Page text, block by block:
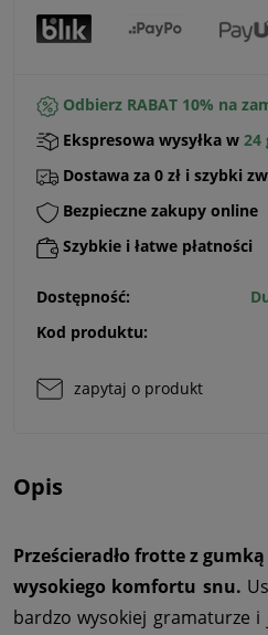
Odbierz RABAT 10% na
Ekspresowa wysyłka w 24
Dostawa za 0 zł i szybki
Bezpieczne zakupy online
Szybkie i łatwe płatności
Dostępność:
Kod produktu:
zapytaj o produkt
Opis
Prześcieradło frotte z
wysokiego komfortu snu.
bardzo wysokiej gramaturze i